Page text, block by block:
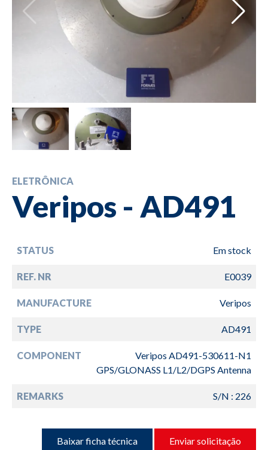
ELETRÔNICA
Veripos - AD491
STATUS Em stock
REF. NR E0039
MANUFACTURE Veripos
TYPE AD491
COMPONENT
Veripos AD491-530611-N1
GPS/GLONASS L1/L2/DGPS Antenna
REMARKS S/N : 226
Baixar ficha técnica Enviar solicitação